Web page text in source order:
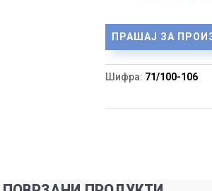
ПРАШАЈ ЗА
Шифра: 71/100-106